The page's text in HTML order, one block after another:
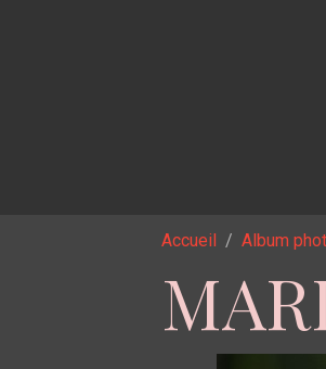
Accueil Album